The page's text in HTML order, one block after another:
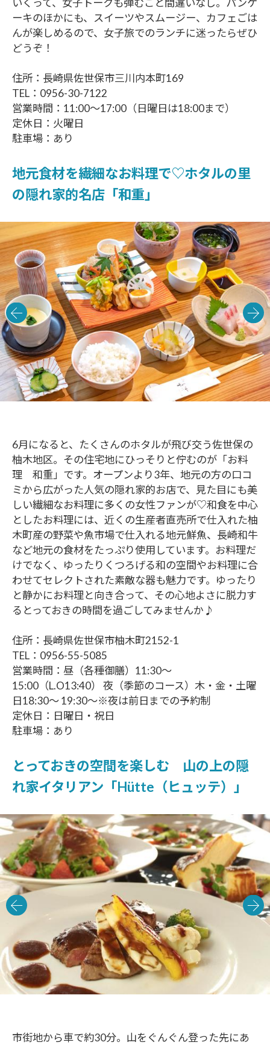
いくって、女子トークも弾むこと間違いなし。パンケ
ーキのほかにも、スイーツやスムージー、カフェごは
んが楽しめるので、女子旅でのランチに迷ったらぜひ
どうぞ！
住所：長崎県佐世保市三川内本町169
TEL：0956-30-7122
営業時間：11:00～17:00（日曜日は18:00まで）
定休日：火曜日
駐車場：あり
地元食材を繊細なお料理で♡ホタルの里
の隠れ家的名店「和重」
6月になると、たくさんのホタルが飛び交う佐世保の
柚木地区。その住宅地にひっそりと佇むのが「お料
理 和重」です。オープンより3年、地元の方の口コ
ミから広がった人気の隠れ家的お店で、見た目にも美
しい繊細なお料理に多くの女性ファンが♡和食を中心
としたお料理には、近くの生産者直売所で仕入れた柚
木町産の野菜や魚市場で仕入れる地元鮮魚、長崎和牛
など地元の食材をたっぷり使用しています。お料理だ
けでなく、ゆったりくつろげる和の空間やお料理に合
わせてセレクトされた素敵な器も魅力です。ゆったり
と静かにお料理と向き合って、その心地よさに脱力す
るとっておきの時間を過ごしてみませんか♪
住所：長崎県佐世保市柚木町2152-1
TEL：0956-55-5085
営業時間：昼（各種御膳）11:30〜
15:00（L.O13:40） 夜（季節のコース）木・金・土曜
日18:30〜 19:30〜※夜は前日までの予約制
定休日：日曜日・祝日
駐車場：あり
とっておきの空間を楽しむ 山の上の隠
れ家イタリアン「Hütte（ヒュッテ）」
市街地から車で約30分。山をぐんぐん登った先にあ